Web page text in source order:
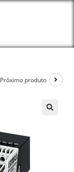
Próximo produto